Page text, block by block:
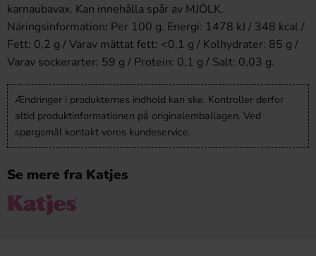
karnaubavax. Kan innehålla spår av MJÖLK.
Näringsinformation: Per 100 g. Energi: 1478 kJ / 348 kcal /
Fett: 0,2 g / Varav mättat fett: <0,1 g / Kolhydrater: 85 g /
Varav sockerarter: 59 g / Protein: 0,1 g / Salt: 0,03 g.
Ændringer i produkternes indhold kan ske. Kontroller derfor
altid produktinformationen på originalemballagen. Ved
spørgsmål kontakt vores kundeservice.
Se mere fra Katjes